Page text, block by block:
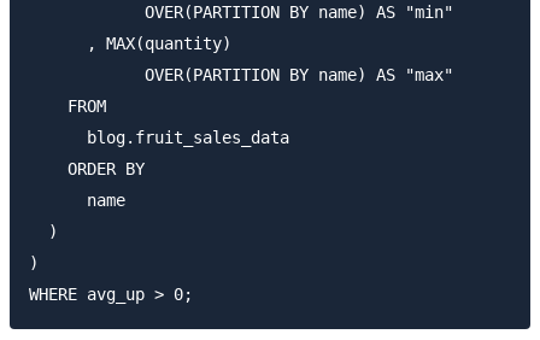
            OVER(PARTITION BY name) AS "min"
      , MAX(quantity)
            OVER(PARTITION BY name) AS "max"
    FROM
      blog.fruit_sales_data
    ORDER BY
      name
  )
)